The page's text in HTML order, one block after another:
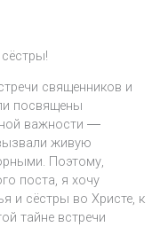
священников и
посвящены
важности ―
живую
Поэтому,
поста, я хочу
и сёстры во Христе, к
тайне встречи